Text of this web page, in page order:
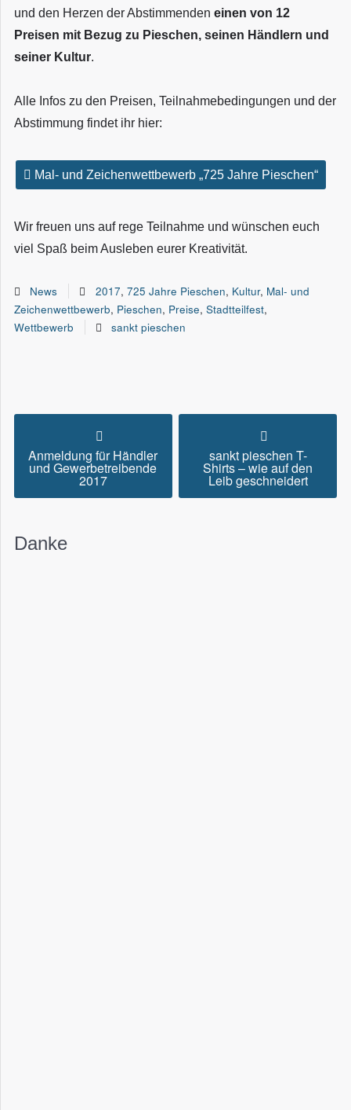
und den Herzen der Abstimmenden einen von 12
Preisen mit Bezug zu Pieschen, seinen Händlern und
seiner Kultur.
Alle Infos zu den Preisen, Teilnahmebedingungen und der
Abstimmung findet ihr hier:
Mal- und Zeichenwettbewerb „725 Jahre Pieschen“
Wir freuen uns auf rege Teilnahme und wünschen euch
viel Spaß beim Ausleben eurer Kreativität.
News 2017, 725 Jahre Pieschen, Kultur, Mal- und
Zeichenwettbewerb, Pieschen, Preise, Stadtteilfest,
Wettbewerb
sankt pieschen
Anmeldung für Händler
und Gewerbetreibende
2017
sankt pieschen T-
Shirts – wie auf den
Leib geschneidert
Danke